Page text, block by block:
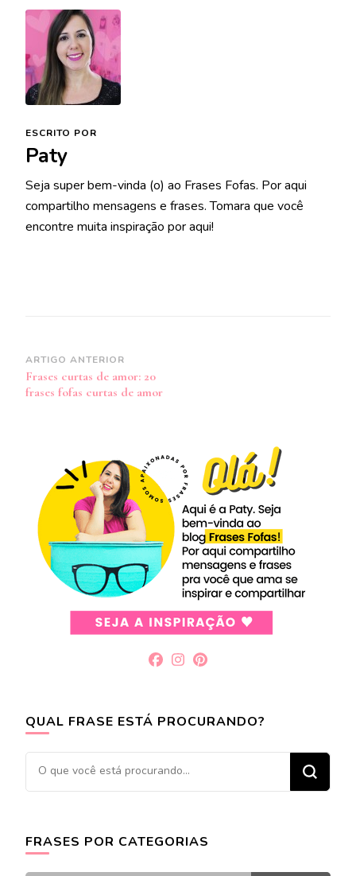
ESCRITO POR
Paty
Seja super bem-vinda (o) ao Frases Fofas. Por aqui
compartilho mensagens e frases. Tomara que você
encontre muita inspiração por aqui!
Navegação
de
ARTIGO ANTERIOR
Frases curtas de amor: 20
frases fofas curtas de amor
QUAL FRASE ESTÁ PROCURANDO?
Procurando
algo?
FRASES POR CATEGORIAS